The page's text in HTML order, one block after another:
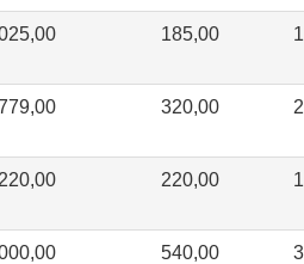
185,00
320,00
220,00
540,00